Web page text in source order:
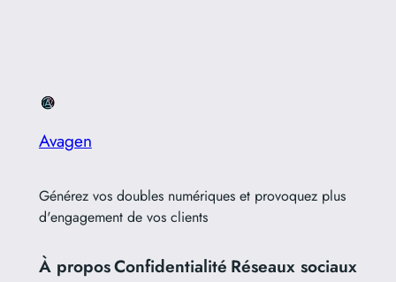
Avagen
Générez vos doubles numériques et provoquez plus
d'engagement de vos clients
À proposConfidentialité Réseaux sociaux